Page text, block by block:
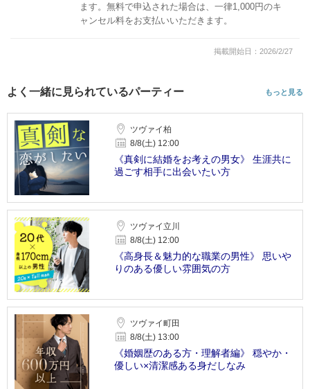
ます。無料で申込された場合は、一律1,000円のキ
ャンセル料をお支払いいただきます。
掲載開始日：2026/2/27
よく一緒に見られているパーティー もっと見る
ツヴァイ柏
8/8(土) 12:00
《真剣に結婚をお考えの男女》 生涯共に
過ごす相手に出会いたい方
ツヴァイ立川
8/8(土) 12:00
《高身長＆魅力的な職業の男性》 思いや
りのある優しい雰囲気の方
ツヴァイ町田
8/8(土) 13:00
《婚姻歴のある方・理解者編》 穏やか・
優しい×清潔感ある身だしなみ